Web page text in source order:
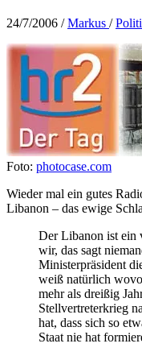
24/7/2006 /Markus /
Foto: photocase.com
Wieder mal ein gutes
Libanon – das ewige
Der Libanon ist ein
wir, das sagt
Ministerpräsident
weiß natürlich
mehr als dreißig
Stellvertreterkrieg
hat, dass sich so
Staat nie hat